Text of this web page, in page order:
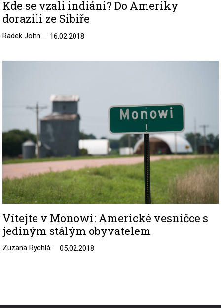
Kde se vzali indiáni? Do Ameriky
dorazili ze Sibiře
Radek John 16.02.2018
Vítejte v Monowi: Americké vesničce s
jediným stálým obyvatelem
Zuzana Rychlá 05.02.2018